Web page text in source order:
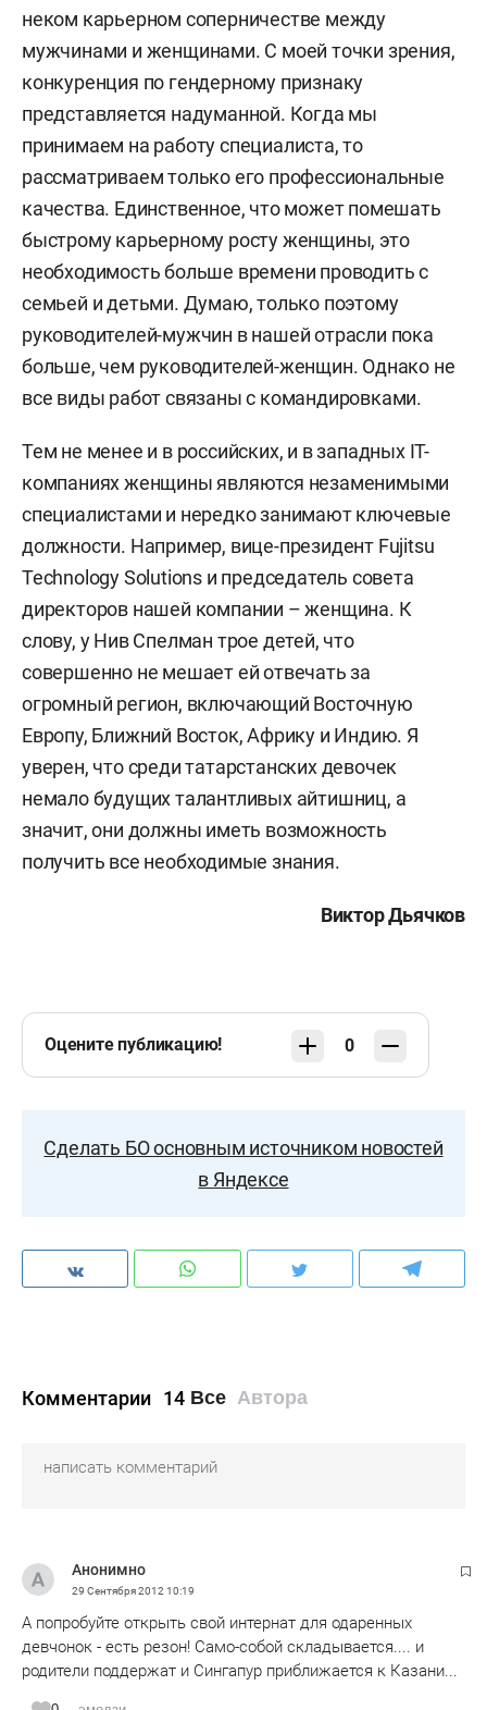
неком карьерном соперничестве между
мужчинами и женщинами. С моей точки зрения,
конкуренция по гендерному признаку
представляется надуманной. Когда мы
принимаем на работу специалиста, то
рассматриваем только его профессиональные
качества. Единственное, что может помешать
быстрому карьерному росту женщины, это
необходимость больше времени проводить с
семьей и детьми. Думаю, только поэтому
руководителей-мужчин в нашей отрасли пока
больше, чем руководителей-женщин. Однако не
все виды работ связаны с командировками.
Тем не менее и в российских, и в западных IТ-
компаниях женщины являются незаменимыми
специалистами и нередко занимают ключевые
должности. Например, вице-президент Fujitsu
Technology Solutions и председатель cовета
директоров нашей компании – женщина. К
слову, у Нив Спелман трое детей, что
совершенно не мешает ей отвечать за
огромный регион, включающий Восточную
Европу, Ближний Восток, Африку и Индию. Я
уверен, что среди татарстанских девочек
немало будущих талантливых айтишниц, а
значит, они должны иметь возможность
получить все необходимые знания.
Виктор Дьячков
Оцените публикацию! 0
Сделать БО основным источником новостей
в Яндексе
Комментарии 14 Все Автора
Анонимно
29 Сентября 2012 10:19
А попробуйте открыть свой интернат для одаренных
девчонок - есть резон! Само-собой складывается.... и
родители поддержат и Сингапур приближается к Казани...